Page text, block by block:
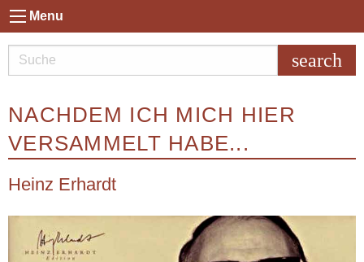
Menu
search
NACHDEM ICH MICH HIER
VERSAMMELT HABE...
Heinz Erhardt